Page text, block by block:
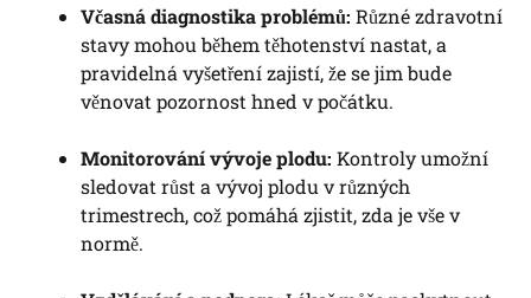
Včasná diagnostika problémů: Různé zdravotní
stavy mohou během těhotenství nastat, a
pravidelná vyšetření zajistí, že se jim bude
věnovat pozornost hned v počátku.
Monitorování vývoje plodu: Kontroly umožní
sledovat růst a vývoj plodu v různých
trimestrech, což pomáhá zjistit, zda je vše v
normě.